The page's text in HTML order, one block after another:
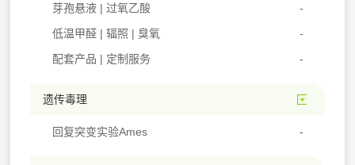
芽孢悬液 | 过氧乙酸
低温甲醛 | 辐照 | 臭氧
配套产品 | 定制服务
遗传毒理
回复突变实验Ames